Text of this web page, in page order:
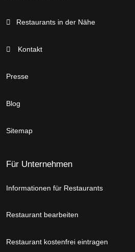
Restaurants in der Nähe
Kontakt
Presse
Blog
Sitemap
Für Unternehmen
Informationen für Restaurants
Restaurant bearbeiten
Restaurant kostenfrei eintragen